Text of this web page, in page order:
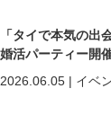
「タイで本気の出
婚活パーティー開催
2026.06.05 | イベ